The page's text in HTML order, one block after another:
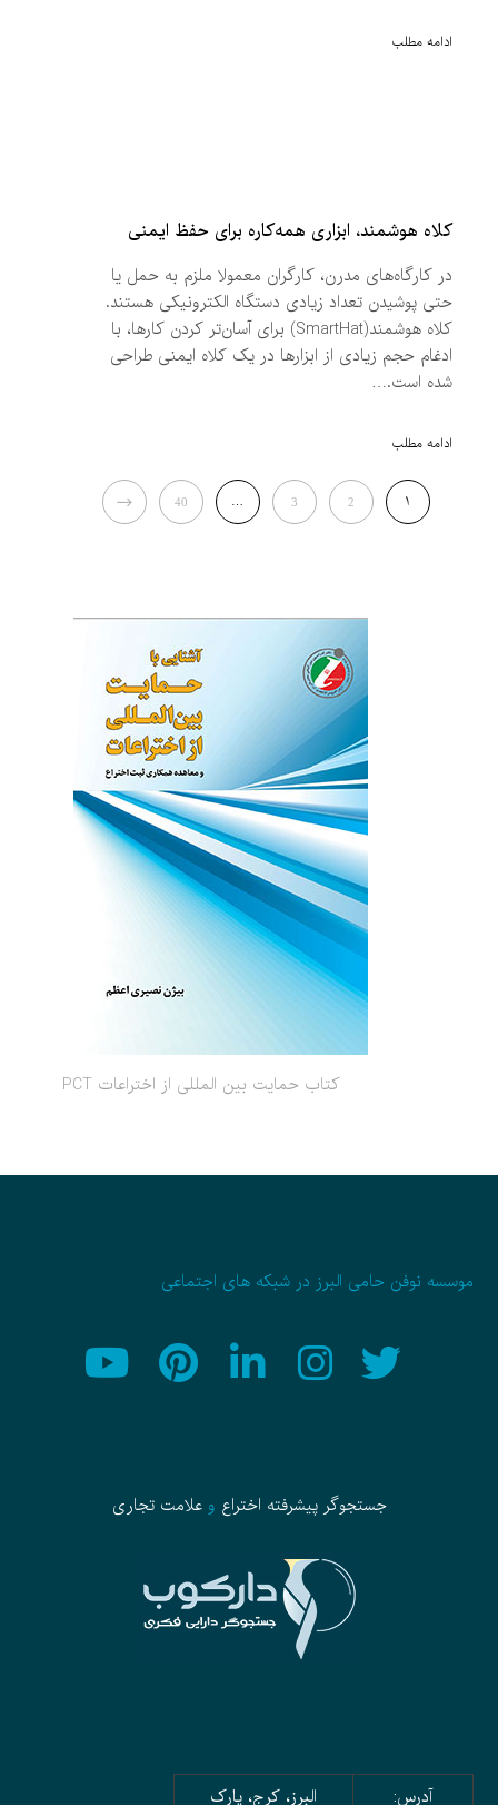
ادامه مطلب
کلاه هوشمند، ابزاری همه‌کاره برای حفظ ایمنی
در کارگاه‌های مدرن، کارگران معمولا ملزم به حمل یا
حتی پوشیدن تعداد زیادی دستگاه الکترونیکی هستند.
کلاه هوشمند(SmartHat) برای آسان‌تر کردن کارها، با
ادغام حجم زیادی از ابزارها در یک کلاه ایمنی طراحی
شده است.…
ادامه مطلب
1
2
3
…
40
NEXT
کتاب حمایت بین المللی از اختراعات PCT
موسسه نوفن حامی البرز در شبکه های اجتماعی
جستجوگر پیشرفته اختراع وعلامت تجاری
آدرس: البرز، کرج، پارک